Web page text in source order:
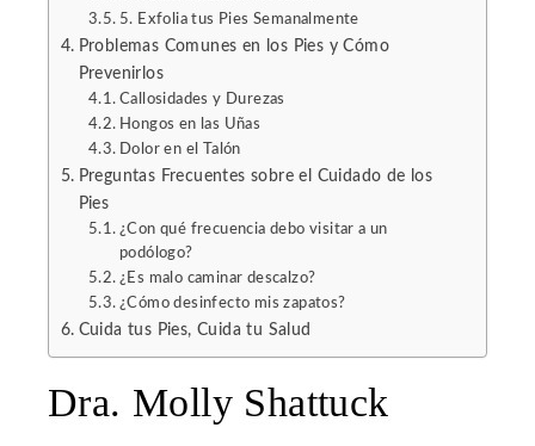
5. Exfolia tus Pies Semanalmente
Problemas Comunes en los Pies y Cómo
Prevenirlos
Callosidades y Durezas
Hongos en las Uñas
Dolor en el Talón
Preguntas Frecuentes sobre el Cuidado de los
Pies
¿Con qué frecuencia debo visitar a un
podólogo?
¿Es malo caminar descalzo?
¿Cómo desinfecto mis zapatos?
Cuida tus Pies, Cuida tu Salud
Dra. Molly Shattuck